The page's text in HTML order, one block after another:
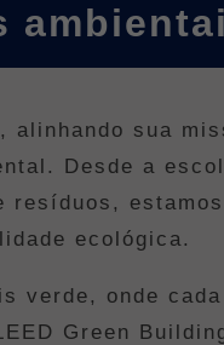
alinhando sua
Desde a
resíduos,
ecológica.
verde, onde
Green